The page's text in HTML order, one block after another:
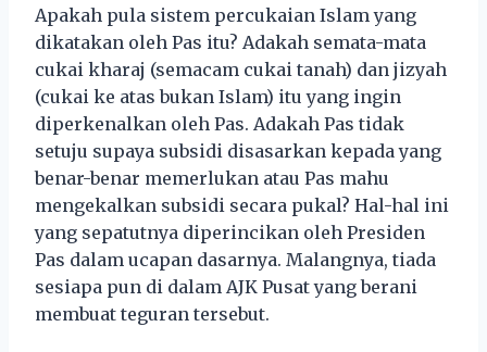
Apakah pula sistem percukaian Islam yang
dikatakan oleh Pas itu? Adakah semata-mata
cukai kharaj (semacam cukai tanah) dan jizyah
(cukai ke atas bukan Islam) itu yang ingin
diperkenalkan oleh Pas. Adakah Pas tidak
setuju supaya subsidi disasarkan kepada yang
benar-benar memerlukan atau Pas mahu
mengekalkan subsidi secara pukal? Hal-hal ini
yang sepatutnya diperincikan oleh Presiden
Pas dalam ucapan dasarnya. Malangnya, tiada
sesiapa pun di dalam AJK Pusat yang berani
membuat teguran tersebut.